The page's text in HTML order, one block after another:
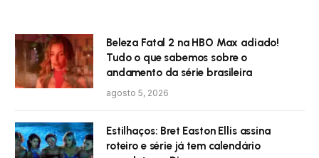
Beleza Fatal 2 na HBO Max adiado!
Tudo o que sabemos sobre o
andamento da série brasileira
agosto 5, 2026
Estilhaços: Bret Easton Ellis assina
roteiro e série já tem calendário